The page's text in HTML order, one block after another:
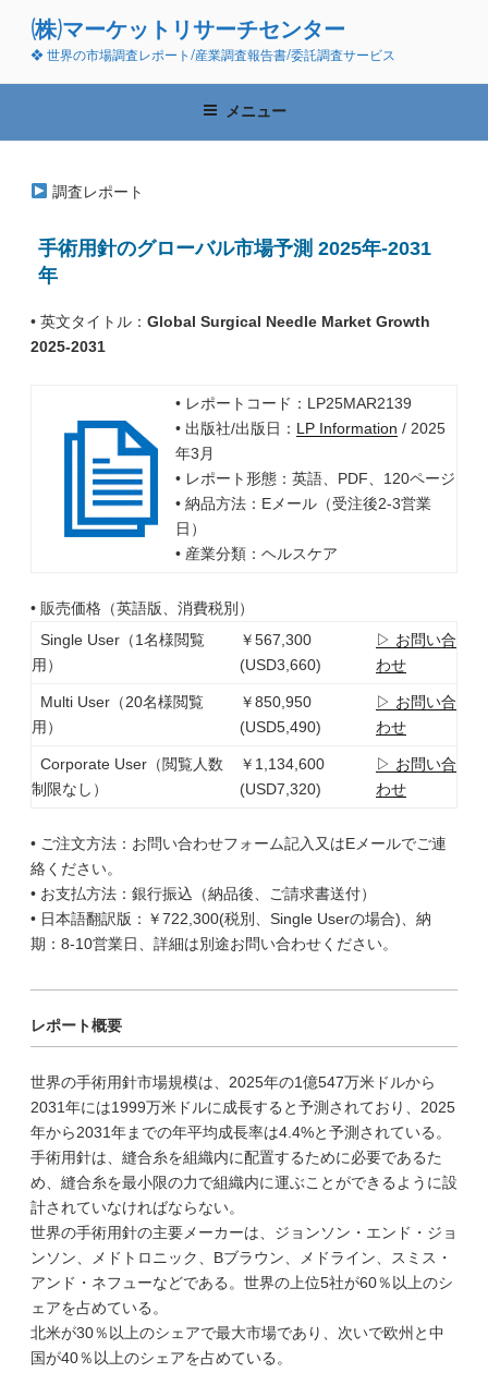
ン
(株)マーケットリサーチセンター
❖ 世界の市場調査レポート/産業調査報告書/委託調査サービス
メニュー
調査レポート
手術用針のグローバル市場予測 2025年-2031
年
• 英文タイトル： Global Surgical Needle Market Growth
2025-2031
• レポートコード：LP25MAR2139
• 出版社/出版日： LP Information / 2025
年3月
• レポート形態：英語、PDF、120ページ
• 納品方法：Eメール（受注後2-3営業
日）
• 産業分類：ヘルスケア
• 販売価格（英語版、消費税別）
Single User（1名様閲覧
用）
￥567,300
(USD3,660)
▷ お問い合
わせ
Multi User（20名様閲覧
用）
￥850,950
(USD5,490)
▷ お問い合
わせ
Corporate User（閲覧人数
制限なし）
￥1,134,600
(USD7,320)
▷ お問い合
わせ
• ご注文方法：お問い合わせフォーム記入又はEメールでご連
絡ください。
• お支払方法：銀行振込（納品後、ご請求書送付）
• 日本語翻訳版：￥722,300(税別、Single Userの場合)、納
期：8-10営業日、詳細は別途お問い合わせください。
レポート概要
世界の手術用針市場規模は、2025年の1億547万米ドルから
2031年には1999万米ドルに成長すると予測されており、2025
年から2031年までの年平均成長率は4.4%と予測されている。
手術用針は、縫合糸を組織内に配置するために必要であるた
め、縫合糸を最小限の力で組織内に運ぶことができるように設
計されていなければならない。
世界の手術用針の主要メーカーは、ジョンソン・エンド・ジョ
ンソン、メドトロニック、Bブラウン、メドライン、スミス・
アンド・ネフューなどである。世界の上位5社が60％以上のシ
ェアを占めている。
北米が30％以上のシェアで最大市場であり、次いで欧州と中
国が40％以上のシェアを占めている。